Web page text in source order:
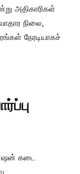
அதிகாரிகள்
நிலை,
நேரடியாகச்
கடை